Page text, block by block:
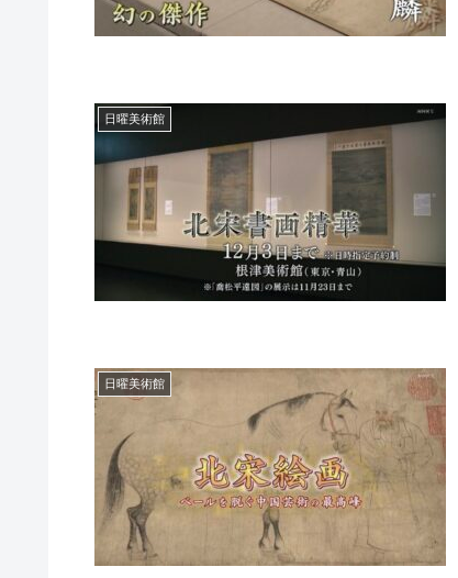
日曜美術館
日曜美術館